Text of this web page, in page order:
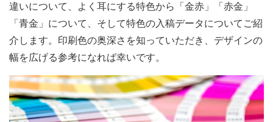
違いについて、よく耳にする特色から「金赤」「赤金」
「青金」について、そして特色の入稿データについてご紹
介します。印刷色の奥深さを知っていただき、デザインの
幅を広げる参考になれば幸いです。